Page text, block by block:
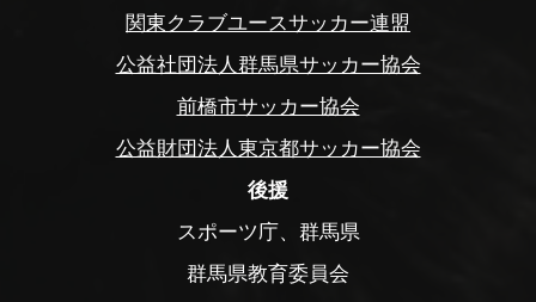
関東クラブユースサッカー連盟
公益社団法人群馬県サッカー協会
前橋市サッカー協会
公益財団法人東京都サッカー協会
後援
スポーツ庁、群馬県
群馬県教育委員会